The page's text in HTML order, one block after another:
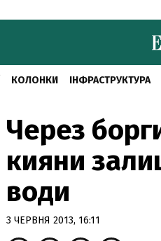
КОЛОНКИ ІНФРАСТРУКТУРА
Через
кияни
води
3 ЧЕРВНЯ 2013, 16:11